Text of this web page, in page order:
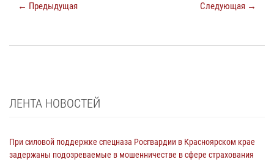
← Предыдущая Следующая →
ЛЕНТА НОВОСТЕЙ
При силовой поддержке спецназа Росгвардии в Красноярском крае
задержаны подозреваемые в мошенничестве в сфере страхования